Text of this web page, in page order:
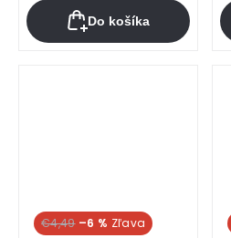
Do košíka
€4,49 –6 %